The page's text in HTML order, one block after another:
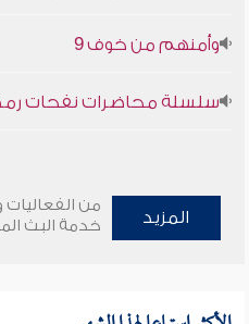
وأمنهم من خوف 9
سلسلة محاضرات نفحات رمضانية
المزيد
من الفعاليات
خدمة البث